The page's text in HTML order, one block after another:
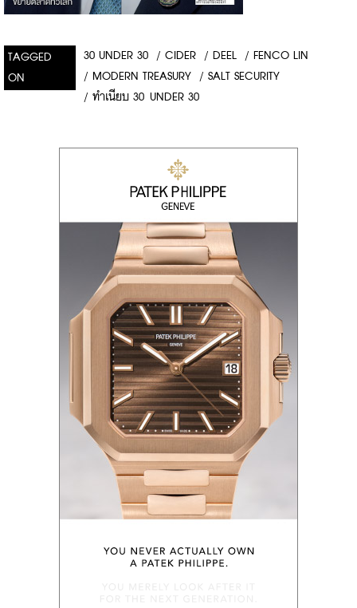
TAGGED
ON
30 UNDER 30 / CIDER / DEEL / FENCO LIN
/ MODERN TREASURY / SALT SECURITY
/ ทำเนียบ 30 UNDER 30